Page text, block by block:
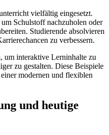
vielfältig eingesetzt.
Schulstoff nachzuholen oder
Studierende absolvieren
zu verbessern.
um interaktive Lerninhalte zu
zu gestalten. Diese Beispiele
einer modernen und flexiblen
und heutige